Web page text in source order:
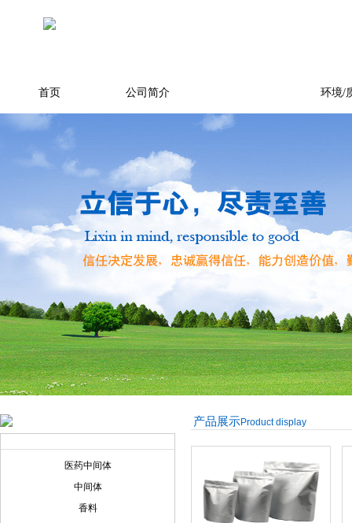
首页 公司简介 环境/
医药中间体
中间体
香料
产品展示Product display